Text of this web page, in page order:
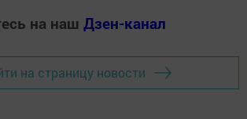
на наш Дзен-канал
на страницу новости